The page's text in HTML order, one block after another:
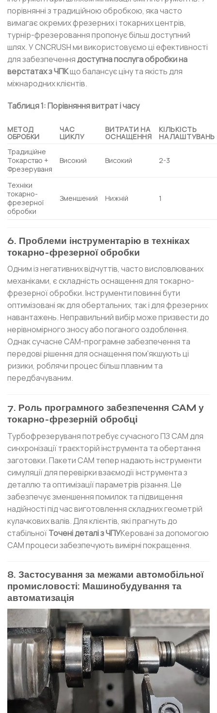
порівнянні з традиційною обробкою, яка часто
вимагає окремих фрезерних і токарних центрів,
турнір-фрезеровання пропонує більш доступний
шлях. У CNCRUSH ми використовуємо ці ефективності
для забезпеченнядоступна послуга обробки на
верстатах з ЧПКщо балансує ціну та якість для
міжнародних клієнтів.
Таблиця 1: Порівняння витрат і часу
МЕТОД
ОБРОБКИ
ЧАС
ЦИКЛУ
ВИТРАТИ НА
ОСНАЩЕННЯ
КІЛЬКІСТЬ
НАЛАШТУВАНЬ
Традиційне
Токарство +
Фрезеруваня
Високий Високий 2-3
Техніки
токарно-
фрезерної
обробки
Зменшений Нижній 1
6. Проблеми інструментарію в техніках
токарно-фрезерної обробки
Одним із негативних відчуттів, часто висловлюваних
механіками, є складність оснащення для токарно-
фрезерної обробки. Інструменти повинні бути
оптимізовані як для обертальних, так і для фрезерних
навантажень. Неправильний вибір може призвести до
нерівномірного зносу або поганого оздоблення.
Однак сучасне CAM-програмне забезпечення та
передові рішення для оснащення пом'якшують ці
ризики, роблячи процес більш плавним та
передбачуваним.
7. Роль програмного забезпечення CAM у
токарно-фрезерній обробці
Турбофрезеруваня потребує сучасного ПЗ CAM для
синхронізації траєкторій інструмента та обертання
заготовки. Пакети CAM тепер надають інструменти
симуляції для перевірки взаємодії інструмента з
деталлю та оптимізації параметрів різання. Це
забезпечує зменшення помилок та підвищення
надійності під час виготовлення складних геометрій
кулачкових валів. Для клієнтів, які прагнуть до
стабільноїТочені деталі з ЧПУКеровані за допомогою
CAM процеси забезпечують вимірні покращення.
8. Застосування за межами автомобільної
промисловості: Машинобудування та
автоматизація